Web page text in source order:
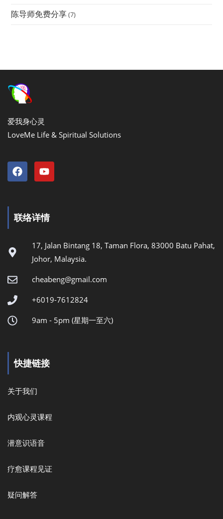
陈导师免费分享(7)
爱我身心灵
LoveMe Life & Spiritual Solutions
联络详情
17, Jalan Bintang 18, Taman Flora, 83000 Batu Pahat,
Johor, Malaysia.
cheabeng@gmail.com
+6019-7612824
9am - 5pm (星期一至六)
快捷链接
关于我们
内观心灵课程
潜意识语音
疗愈课程见证
疑问解答